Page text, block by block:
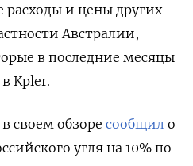
расходы и цены других
Австралии,
в последние месяцы
Kpler.
своем обзоре сообщил о
угля на 10% по